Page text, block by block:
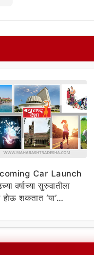
Car Launch
वर्षाच्या सुरुवातीला
होऊ शकतात ‘या’